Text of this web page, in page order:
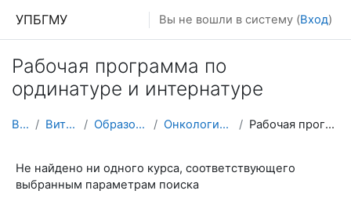
УПБГМУ Вы не вошли в систему (Вход)
Рабочая программа по
ординатуре и интернатуре
В начало Витрина курсов 3KL Образование 2025-2026 уч.год Онкологии и клинической морфологии Рабочая программа по ординатуре и интернатуре
Не найдено ни одного курса, соответствующего
выбранным параметрам поиска